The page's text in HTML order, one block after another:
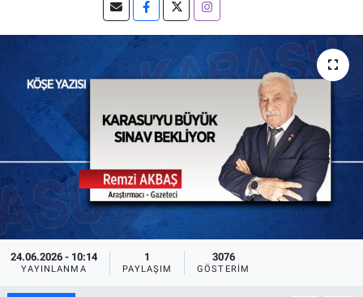
24.06.2026 - 10:14
YAYINLANMA
1
PAYLAŞIM
3076
GÖSTERIM